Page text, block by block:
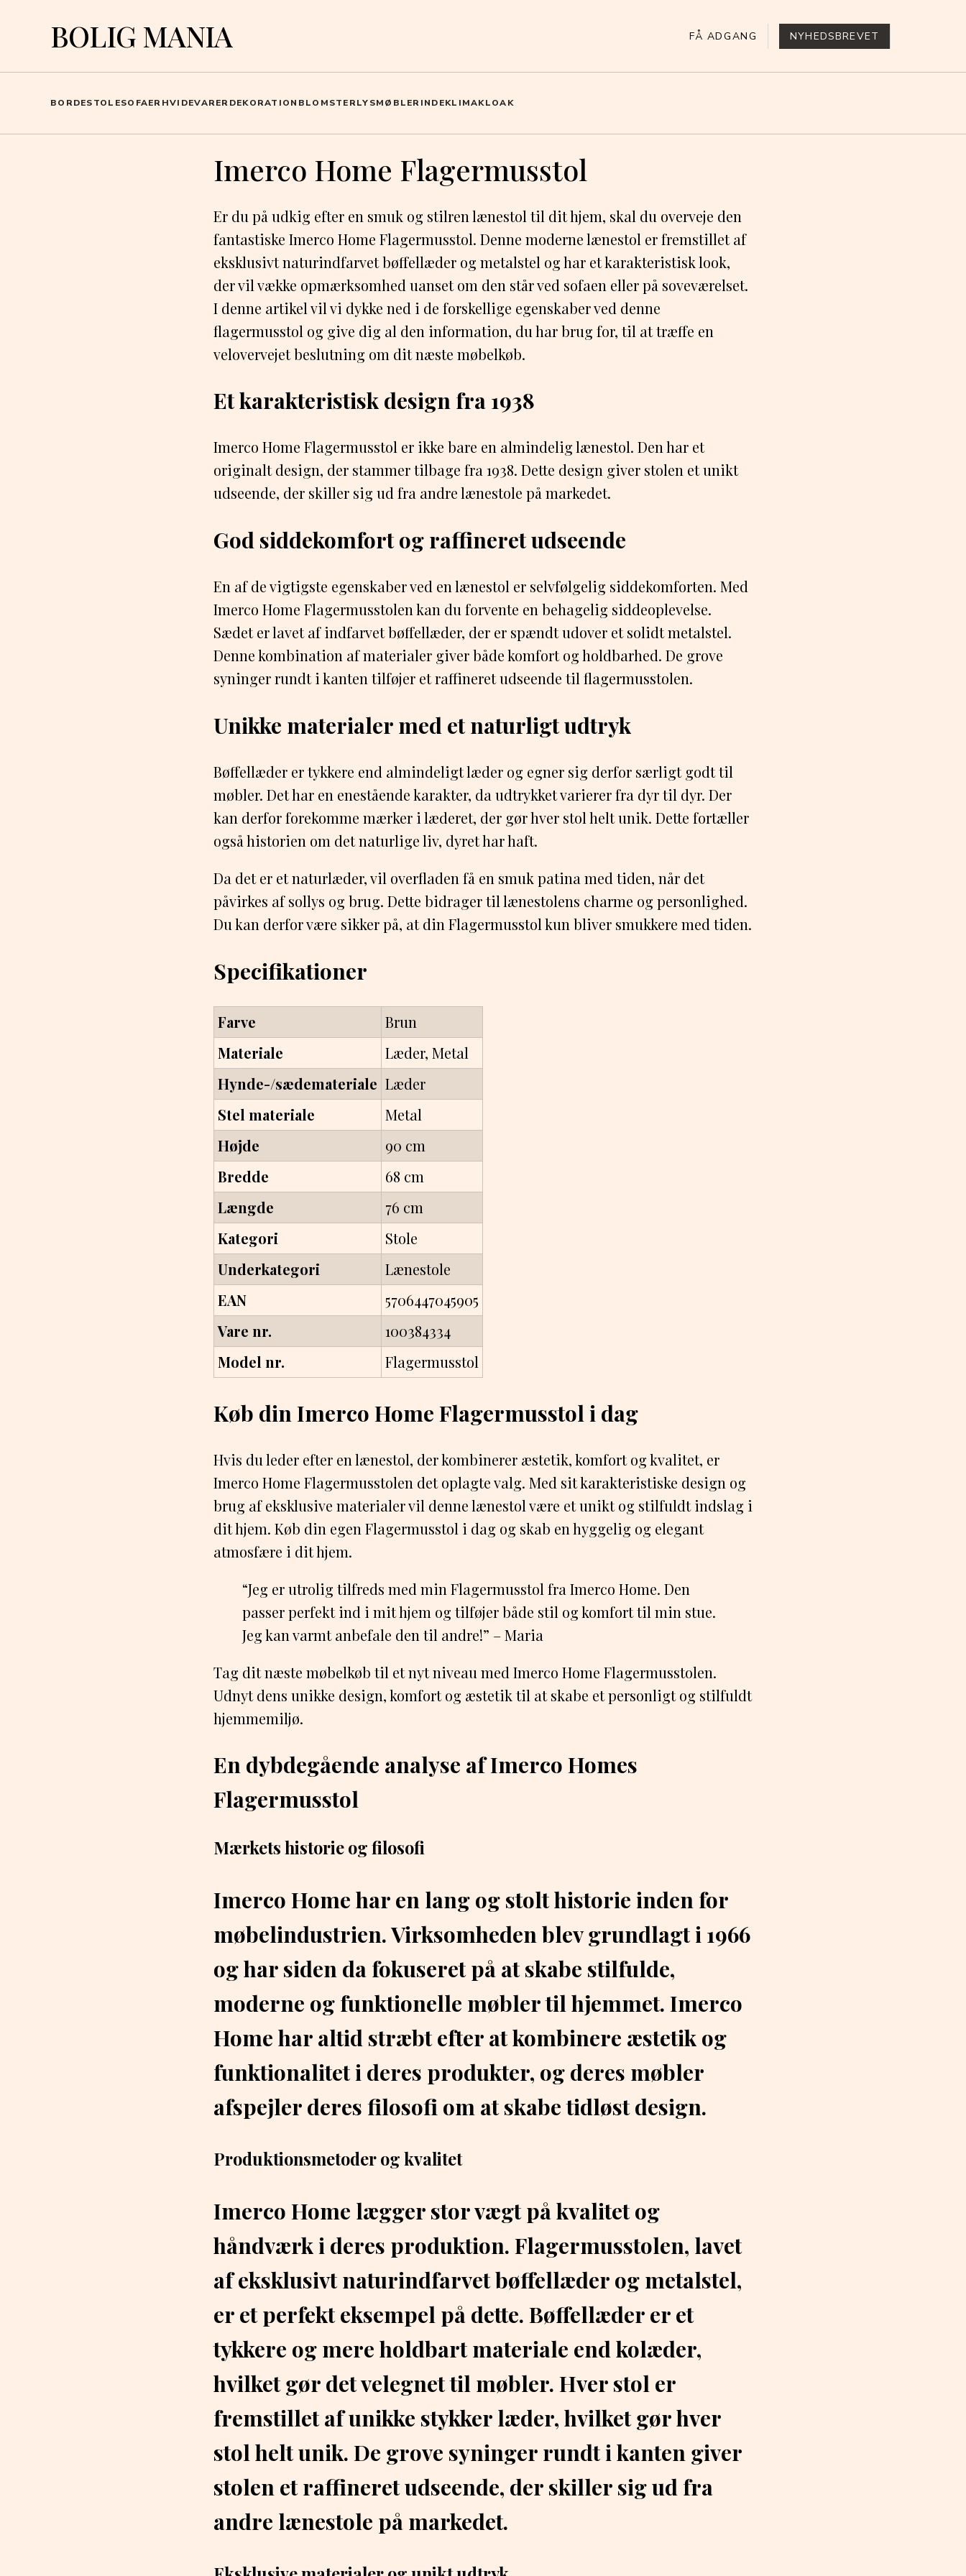
BOLIG MANIA FÅ ADGANG NYHEDSBREVET
BORDESTOLESOFAERHVIDEVARERDEKORATION BLOMSTERLYSMØBLERINDEKLIMAKLOAK
Imerco Home Flagermusstol
Er du på udkig efter en smuk og stilren lænestol til dit hjem, skal du overveje den
fantastiske Imerco Home Flagermusstol. Denne moderne lænestol er fremstillet af
eksklusivt naturindfarvet bøffellæder og metalstel og har et karakteristisk look,
der vil vække opmærksomhed uanset om den står ved sofaen eller på soveværelset.
I denne artikel vil vi dykke ned i de forskellige egenskaber ved denne
flagermusstol og give dig al den information, du har brug for, til at træffe en
velovervejet beslutning om dit næste møbelkøb.
Et karakteristisk design fra 1938
Imerco Home Flagermusstol er ikke bare en almindelig lænestol. Den har et
originalt design, der stammer tilbage fra 1938. Dette design giver stolen et unikt
udseende, der skiller sig ud fra andre lænestole på markedet.
God siddekomfort og raffineret udseende
En af de vigtigste egenskaber ved en lænestol er selvfølgelig siddekomforten. Med
Imerco Home Flagermusstolen kan du forvente en behagelig siddeoplevelse.
Sædet er lavet af indfarvet bøffellæder, der er spændt udover et solidt metalstel.
Denne kombination af materialer giver både komfort og holdbarhed. De grove
syninger rundt i kanten tilføjer et raffineret udseende til flagermusstolen.
Unikke materialer med et naturligt udtryk
Bøffellæder er tykkere end almindeligt læder og egner sig derfor særligt godt til
møbler. Det har en enestående karakter, da udtrykket varierer fra dyr til dyr. Der
kan derfor forekomme mærker i læderet, der gør hver stol helt unik. Dette fortæller
også historien om det naturlige liv, dyret har haft.
Da det er et naturlæder, vil overfladen få en smuk patina med tiden, når det
påvirkes af sollys og brug. Dette bidrager til lænestolens charme og personlighed.
Du kan derfor være sikker på, at din Flagermusstol kun bliver smukkere med tiden.
Specifikationer
Farve
Brun
Materiale
Læder, Metal
Hynde-/sædemateriale Læder
Stel materiale
Metal
Højde
90 cm
Bredde
68 cm
Længde
76 cm
Kategori
Stole
Underkategori
Lænestole
EAN
5706447045905
Vare nr.
100384334
Model nr.
Flagermusstol
Køb din Imerco Home Flagermusstol i dag
Hvis du leder efter en lænestol, der kombinerer æstetik, komfort og kvalitet, er
Imerco Home Flagermusstolen det oplagte valg. Med sit karakteristiske design og
brug af eksklusive materialer vil denne lænestol være et unikt og stilfuldt indslag i
dit hjem. Køb din egen Flagermusstol i dag og skab en hyggelig og elegant
atmosfære i dit hjem.
“Jeg er utrolig tilfreds med min Flagermusstol fra Imerco Home. Den
passer perfekt ind i mit hjem og tilføjer både stil og komfort til min stue.
Jeg kan varmt anbefale den til andre!” – Maria
Tag dit næste møbelkøb til et nyt niveau med Imerco Home Flagermusstolen.
Udnyt dens unikke design, komfort og æstetik til at skabe et personligt og stilfuldt
hjemmemiljø.
En dybdegående analyse af Imerco Homes
Flagermusstol
Mærkets historie og filosofi
Imerco Home har en lang og stolt historie inden for
møbelindustrien. Virksomheden blev grundlagt i 1966
og har siden da fokuseret på at skabe stilfulde,
moderne og funktionelle møbler til hjemmet. Imerco
Home har altid stræbt efter at kombinere æstetik og
funktionalitet i deres produkter, og deres møbler
afspejler deres filosofi om at skabe tidløst design.
Produktionsmetoder og kvalitet
Imerco Home lægger stor vægt på kvalitet og
håndværk i deres produktion. Flagermusstolen, lavet
af eksklusivt naturindfarvet bøffellæder og metalstel,
er et perfekt eksempel på dette. Bøffellæder er et
tykkere og mere holdbart materiale end kolæder,
hvilket gør det velegnet til møbler. Hver stol er
fremstillet af unikke stykker læder, hvilket gør hver
stol helt unik. De grove syninger rundt i kanten giver
stolen et raffineret udseende, der skiller sig ud fra
andre lænestole på markedet.